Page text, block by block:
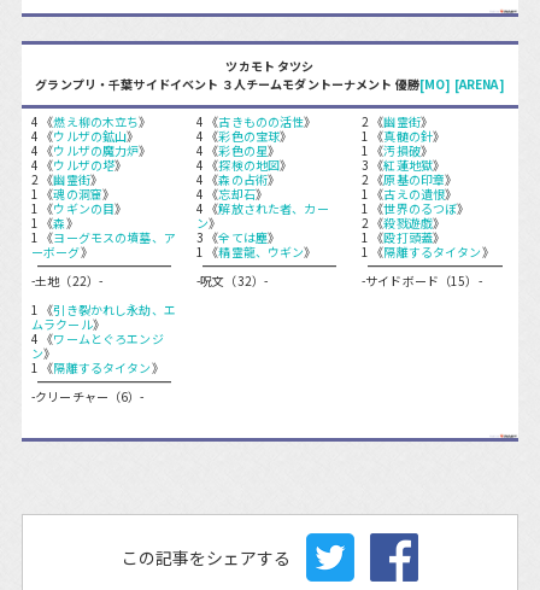
ツカモト タツシ
グランプリ・千葉サイドイベント ３人チームモダントーナメント 優勝[MO] [ARENA]
4 《燃え柳の木立ち》
4 《ウルザの鉱山》
4 《ウルザの魔力炉》
4 《ウルザの塔》
2 《幽霊街》
1 《魂の洞窟》
1 《ウギンの目》
1 《森》
1 《ヨーグモスの墳墓、ア
ーボーグ》
-土地（22）-
1 《引き裂かれし永劫、エ
ムラクール》
4 《ワームとぐろエンジ
ン》
1 《隔離するタイタン》
-クリーチャー（6）-
4 《古きものの活性》
4 《彩色の宝球》
4 《彩色の星》
4 《探検の地図》
4 《森の占術》
4 《忘却石》
4 《解放された者、カー
ン》
3 《全ては塵》
1 《精霊龍、ウギン》
-呪文（32）-
2 《幽霊街》
1 《真髄の針》
1 《汚損破》
3 《紅蓮地獄》
2 《原基の印章》
1 《古えの遺恨》
1 《世界のるつぼ》
2 《殺戮遊戯》
1 《殴打頭蓋》
1 《隔離するタイタン》
-サイドボード（15）-
この記事をシェアする